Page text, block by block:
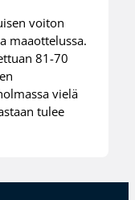
voiton
maaottelussa.
81-70
vielä
tulee